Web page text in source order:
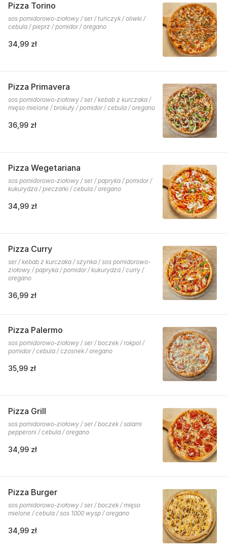
Pizza Torino
sos pomidorowo-ziołowy / ser / tuńczyk / oliwki /
cebula / pieprz / pomidor / oregano
34,99 zł
Pizza Primavera
sos pomidorowo-ziołowy / ser / kebab z kurczaka /
mięso mielone / brokuły / pomidor / cebula / oregano
36,99 zł
Pizza Wegetariana
sos pomidorowo-ziołowy / ser / papryka / pomidor /
kukurydza / pieczarki / cebula / oregano
34,99 zł
Pizza Curry
ser / kebab z kurczaka / szynka / sos pomidorowo-
ziołowy / papryka / pomidor / kukurydza / curry /
oregano
36,99 zł
Pizza Palermo
sos pomidorowo-ziołowy / ser / boczek / rokpol /
pomidor / cebula / czosnek / oregano
35,99 zł
Pizza Grill
sos pomidorowo-ziołowy / ser / boczek / salami
pepperoni / cebula / oregano
34,99 zł
Pizza Burger
sos pomidorowo-ziołowy / ser / boczek / mięso
mielone / cebula / sos 1000 wysp / oregano
34,99 zł